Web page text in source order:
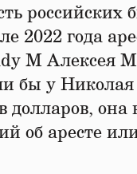
российских
2022 года
M Алексея
бы у
долларов, она
об аресте